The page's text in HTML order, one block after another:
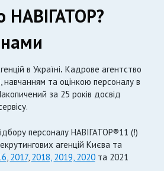
НАВІГАТОР?
в Україні. Кадрове агентство
та оцінкою персоналу в
за 25 років досвід
персоналу НАВІГАТОР®11 (!)
агенцій Києва та
, 2017, 2018, 2019, 2020та 2021